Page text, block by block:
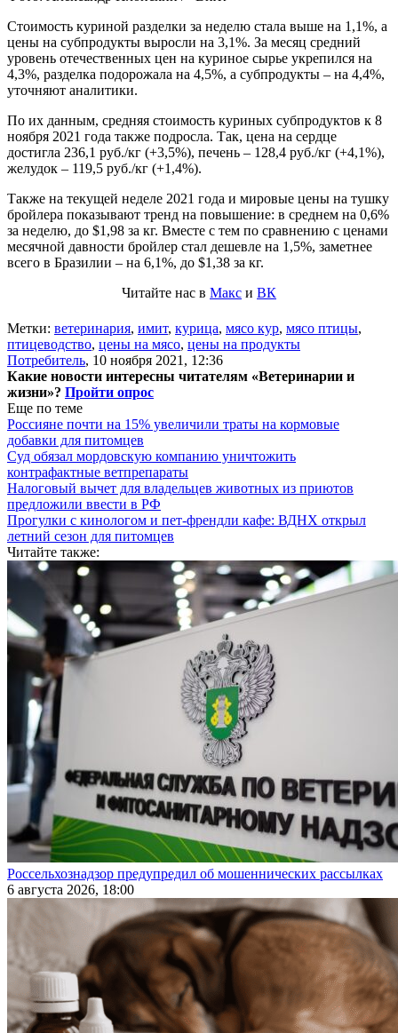
Стоимость куриной разделки за неделю стала выше на 1,1%, а
цены на субпродукты выросли на 3,1%. За месяц средний
уровень отечественных цен на куриное сырье укрепился на
4,3%, разделка подорожала на 4,5%, а субпродукты – на 4,4%,
уточняют аналитики.
По их данным, средняя стоимость куриных субпродуктов к 8
ноября 2021 года также подросла. Так, цена на сердце
достигла 236,1 руб./кг (+3,5%), печень – 128,4 руб./кг (+4,1%),
желудок – 119,5 руб./кг (+1,4%).
Также на текущей неделе 2021 года и мировые цены на тушку
бройлера показывают тренд на повышение: в среднем на 0,6%
за неделю, до $1,98 за кг. Вместе с тем по сравнению с ценами
месячной давности бройлер стал дешевле на 1,5%, заметнее
всего в Бразилии – на 6,1%, до $1,38 за кг.
Читайте нас в Макс и ВК
Метки: ветеринария, имит, курица, мясо кур, мясо птицы,
птицеводство, цены на мясо, цены на продукты
Потребитель, 10 ноября 2021, 12:36
Какие новости интересны читателям «Ветеринарии и
жизни»? Пройти опрос
Еще по теме
Россияне почти на 15% увеличили траты на кормовые
добавки для питомцев
Суд обязал мордовскую компанию уничтожить
контрафактные ветпрепараты
Налоговый вычет для владельцев животных из приютов
предложили ввести в РФ
Прогулки с кинологом и пет-френдли кафе: ВДНХ открыл
летний сезон для питомцев
Читайте также:
Россельхознадзор предупредил об мошеннических рассылках
6 августа 2026, 18:00